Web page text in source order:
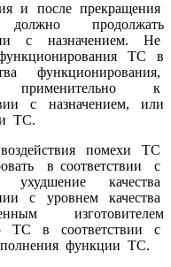
и после прекращения
продолжать
с назначением. Не
функционирования ТС в
функционирования,
применительно к
с назначением, или
ТС.
помехи ТС
в соответствии с
ухудшение качества
с уровнем качества
изготовителем
ТС в соответствии с
функции ТС.